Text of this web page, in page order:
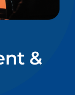
&